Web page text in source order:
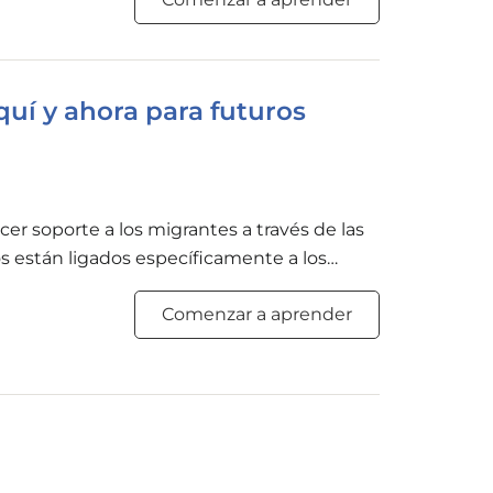
toman en consideración los
y ahora para futuros
soporte a los migrantes a través de las
están ligados específicamente a los
Durante muchos años los estudios se
tienen sobre la salud y sobre la
toman en consideración los
Comenzar a aprender